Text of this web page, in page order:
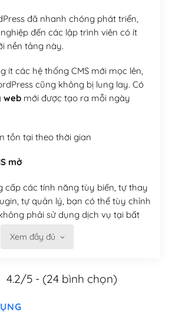
đã nhanh chóng phát triển,
đến các lập trình viên có ít
nền tảng này.
ít các hệ thống CMS mới mọc lên,
cũng không bị lung lay. Có
webmới được tạo ra mỗi ngày
tồn tại theo thời gian
mở
cấp các tính năng tùy biến, tự thay
tự quản lý, bạn có thể tùy chỉnh
phải sử dụng dịch vụ tại bất
Xem đầy đủ
4.2/5 - (24 bình chọn)